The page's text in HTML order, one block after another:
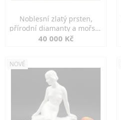
Noblesní zlatý prsten,
přírodní diamanty a mořské
perly
40 000 Kč
NOVÉ